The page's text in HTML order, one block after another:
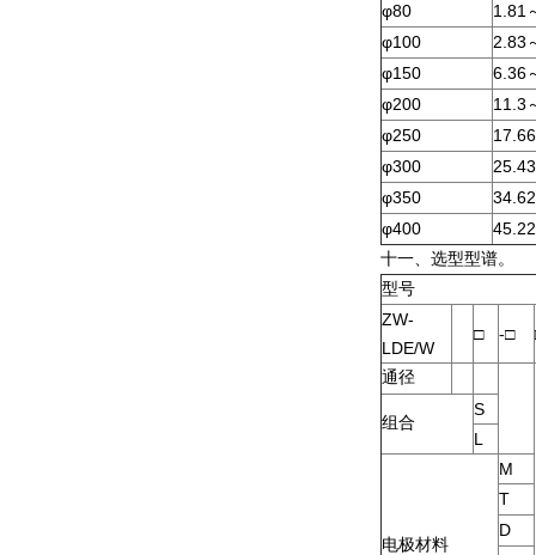
φ80 1.81
φ100 2.83
φ150 6.36
φ200 11.3
φ250
17.66
φ300
25.43
φ350
34.62
φ400
45.22
十一、 选型型谱。
型号
ZW-
LDE/W
□ -□
通径
组合
S
L
电极材料
M
T
D